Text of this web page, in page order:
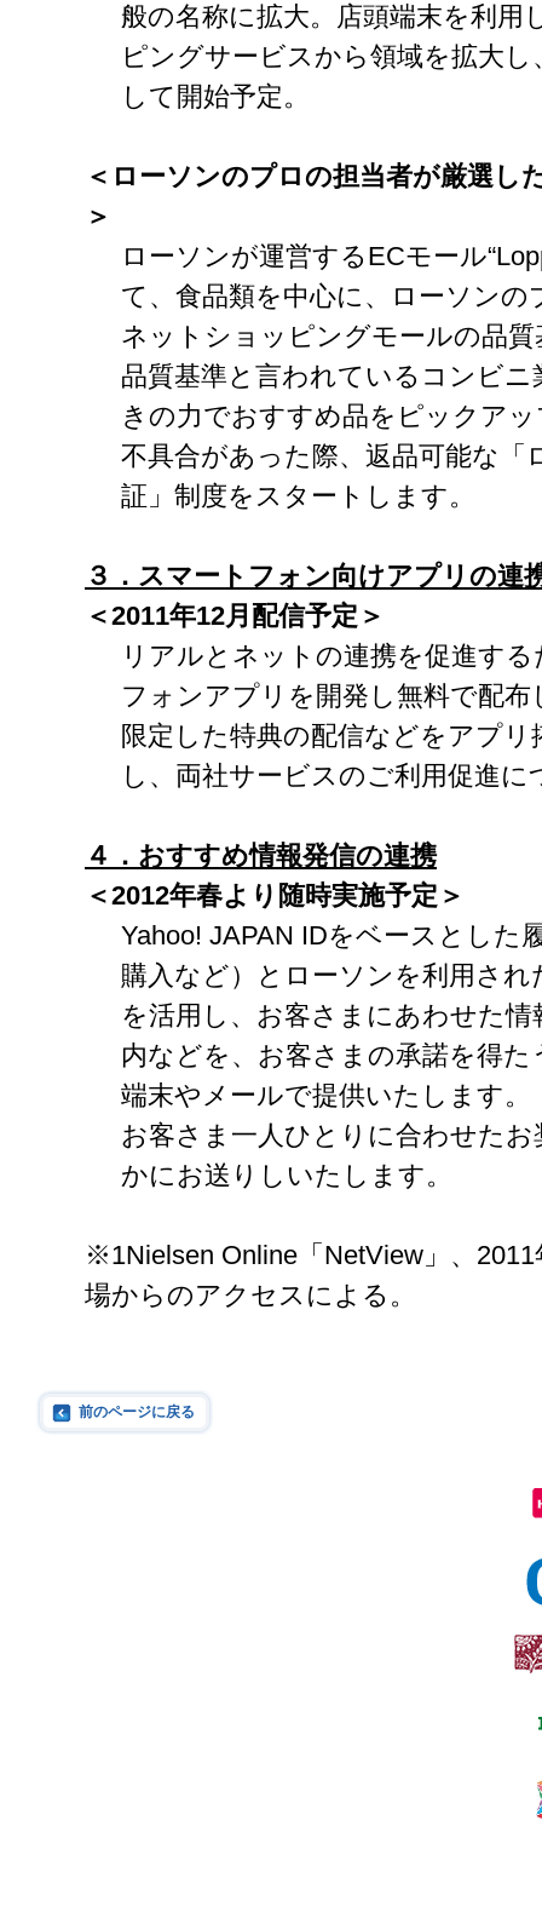
般の名称に拡大。店頭端末を利用
ピングサービスから領域を拡大
して開始予定。
＜ローソンのプロの担当者が厳選し
＞
ローソンが運営するECモール
て、食品類を中心に、ローソンの
ネットショッピングモールの品
品質基準と言われているコンビニ
きの力でおすすめ品をピックア
不具合があった際、返品可能な「
証」制度をスタートします。
３．スマートフォン向けアプリの連
＜2011年12月配信予定＞
リアルとネットの連携を促進す
フォンアプリを開発し無料で配
限定した特典の配信などをアプリ
し、両社サービスのご利用促進に
４．おすすめ情報発信の連携
＜2012年春より随時実施予定＞
Yahoo! JAPAN IDをベースとした
購入など）とローソンを利用され
を活用し、お客さまにあわせた
内などを、お客さまの承諾を得
端末やメールで提供いたします。
お客さま一人ひとりに合わせた
かにお送りしいたします。
※1Nielsen Online「NetView」、
場からのアクセスによる。
前のページに戻る